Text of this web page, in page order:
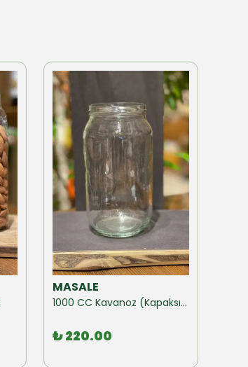
MASALE
1000 CC Kavanoz (Kapaksız) 10 Adet
₺ 220.00